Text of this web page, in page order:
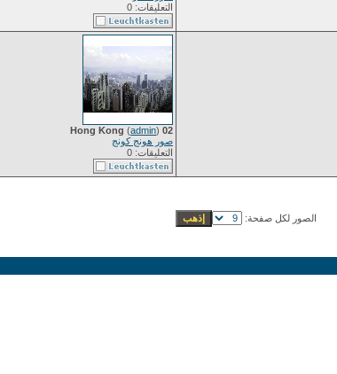
التعليقات: 0
02 Hong Kong
(admin)
صور هونج كونج
التعليقات: 0
الصور لكل صفحة: